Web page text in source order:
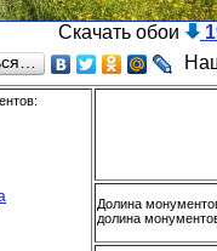
Скачать обои
Долина
долина